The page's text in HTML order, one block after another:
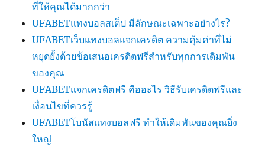
ที่ให้คุณได้มากกว่า
UFABETแทงบอลสเต็ป มีลักษณะเฉพาะอย่างไร?
UFABETเว็บแทงบอลแจกเครดิต ความคุ้มค่าที่ไม่
หยุดยั้งด้วยข้อเสนอเครดิตฟรีสำหรับทุกการเดิมพัน
ของคุณ
UFABETแจกเครดิตฟรี คืออะไร วิธีรับเครดิตฟรีและ
เงื่อนไขที่ควรรู้
UFABETโบนัสแทงบอลฟรี ทำให้เดิมพันของคุณยิ่ง
ใหญ่